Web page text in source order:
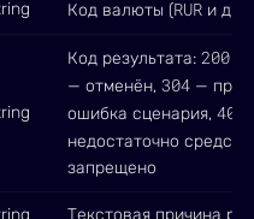
Код валюты (RUR и др.)
Код результата: 200
— отменён, 304 —
ошибка сценария, 402
недостаточно
запрещено
Текстовая причина